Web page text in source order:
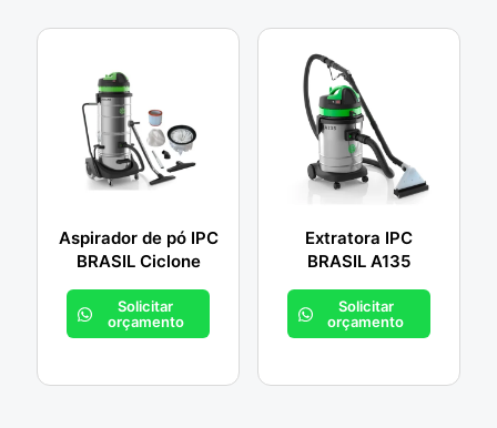
Aspirador de pó IPC
BRASIL Ciclone
Solicitar
orçamento
Extratora IPC
BRASIL A135
Solicitar
orçamento